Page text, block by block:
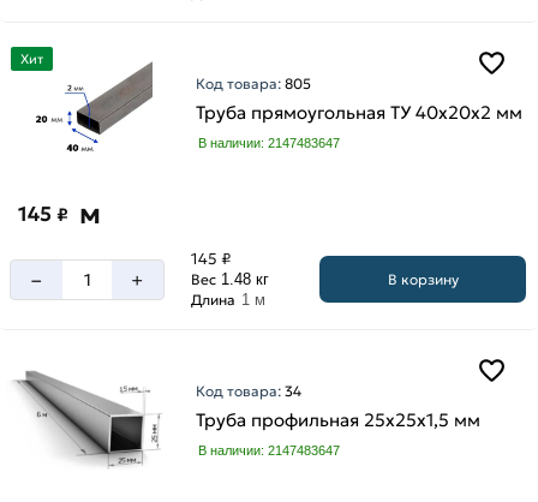
Хит
Код товара:805
Труба прямоугольная ТУ 40х20х2 мм
В наличии: 2147483647
145 ₽ м
– +
145 ₽
Вес 1.48 кг
Длина 1 м
В корзину
Код товара:34
Труба профильная 25х25х1,5 мм
В наличии: 2147483647